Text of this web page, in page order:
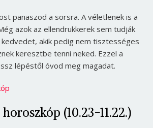
panaszod a sorsra. A véletlenek is a
azok az ellendrukkerek sem tudják
akik pedig nem tisztességes
keresztbe tenni neked. Ezzel a
lépéstől óvod meg magadat.
(10.23-11.22.)